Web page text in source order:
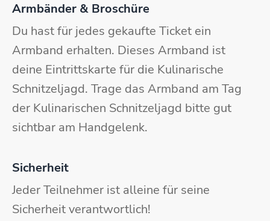
Armbänder & Broschüre
Du hast für jedes gekaufte Ticket ein
Armband erhalten. Dieses Armband ist
deine Eintrittskarte für die Kulinarische
Schnitzeljagd. Trage das Armband am Tag
der Kulinarischen Schnitzeljagd bitte gut
sichtbar am Handgelenk.
Sicherheit
Jeder Teilnehmer ist alleine für seine
Sicherheit verantwortlich!